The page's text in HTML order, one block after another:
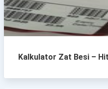
Kalkulator Zat Besi –